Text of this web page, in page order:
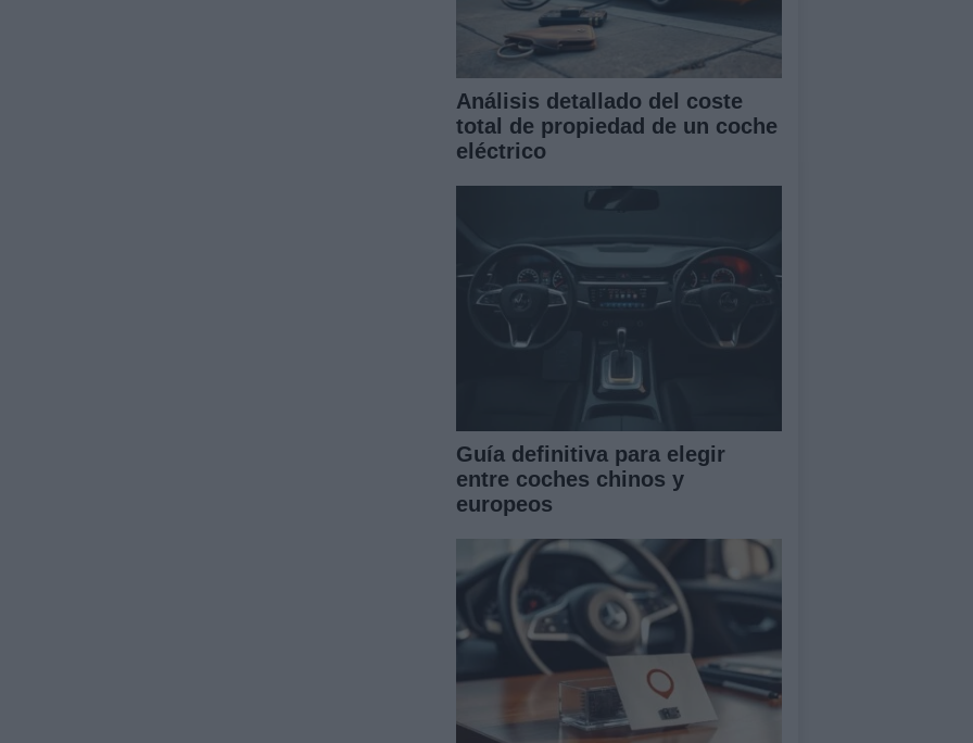
Análisis detallado del coste
total de propiedad de un coche
eléctrico
Guía definitiva para elegir
entre coches chinos y
europeos